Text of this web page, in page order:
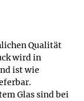
Qualität
wird in
ist wie
Glas sind bei